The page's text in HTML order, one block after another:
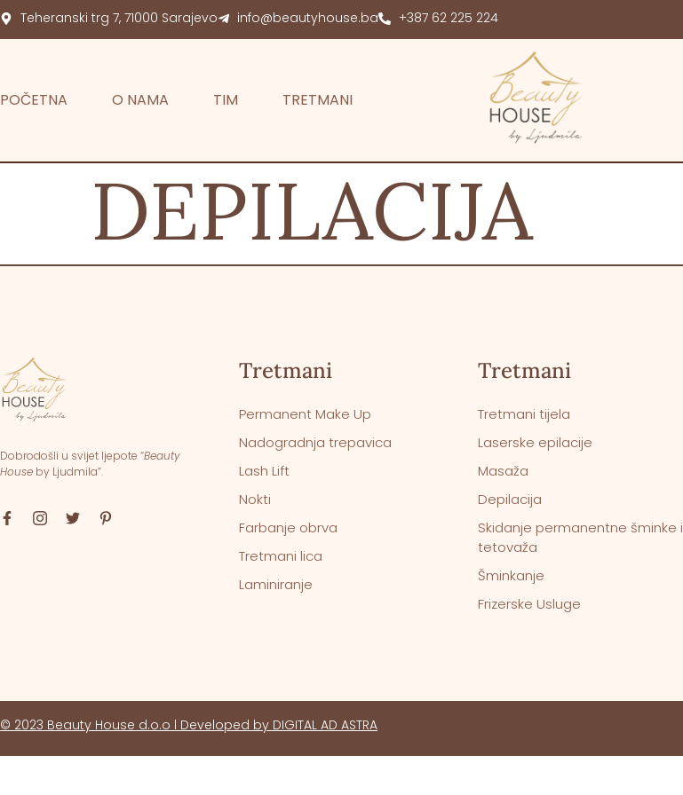
Teheranski trg 7, 71000 Sarajevo info@beautyhouse.ba +387 62 225 224
POČETNA O NAMA TIM TRETMANI
DEPILACIJA
Dobrodošli u svijet ljepote “Beauty
House by Ljudmila”.
Tretmani
Permanent Make Up
Nadogradnja trepavica
Lash Lift
Nokti
Farbanje obrva
Tretmani lica
Laminiranje
Tretmani
Tretmani tijela
Laserske epilacije
Masaža
Depilacija
Skidanje permanentne šminke i
tetovaža
Šminkanje
Frizerske Usluge
© 2023 Beauty House d.o.o l Developed by DIGITAL AD ASTRA